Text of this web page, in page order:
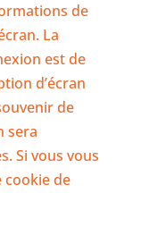
de
La
est de
d’écran
de
sera
Si vous vous
cookie de